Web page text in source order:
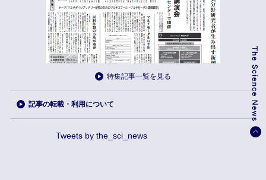
特集記事一覧を見る
記事の転載・利用について
Tweets by the_sci_news